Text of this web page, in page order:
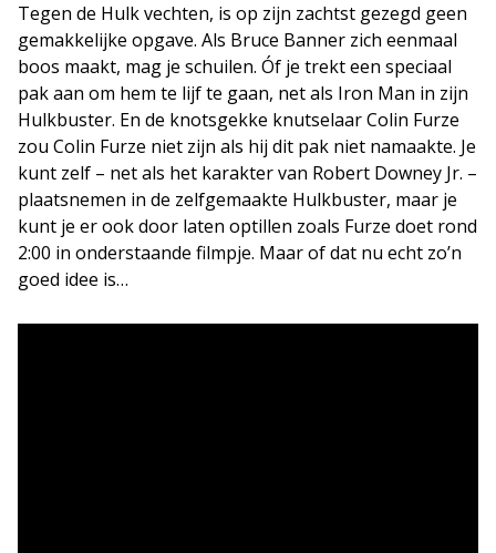
Tegen de Hulk vechten, is op zijn zachtst gezegd geen
gemakkelijke opgave. Als Bruce Banner zich eenmaal
boos maakt, mag je schuilen. Óf je trekt een speciaal
pak aan om hem te lijf te gaan, net als Iron Man in zijn
Hulkbuster. En de knotsgekke knutselaar Colin Furze
zou Colin Furze niet zijn als hij dit pak niet namaakte. Je
kunt zelf – net als het karakter van Robert Downey Jr. –
plaatsnemen in de zelfgemaakte Hulkbuster, maar je
kunt je er ook door laten optillen zoals Furze doet rond
2:00 in onderstaande filmpje. Maar of dat nu echt zo’n
goed idee is…